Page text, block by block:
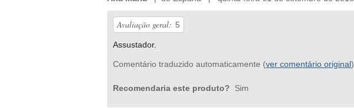
Avaliação geral: 5
Assustador.
Comentário traduzido automaticamente (ver comentário original)
Recomendaria este produto? Sim